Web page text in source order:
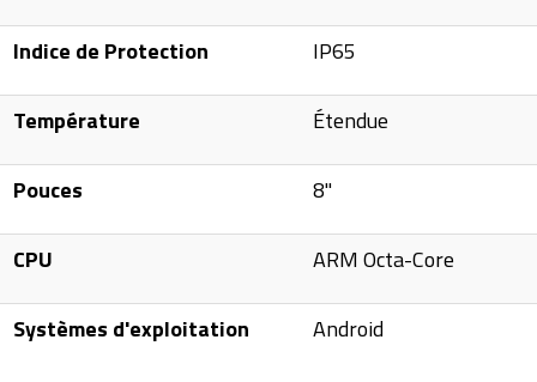
Indice de Protection IP65
Température Étendue
Pouces 8"
CPU ARM Octa-Core
Systèmes d'exploitation Android